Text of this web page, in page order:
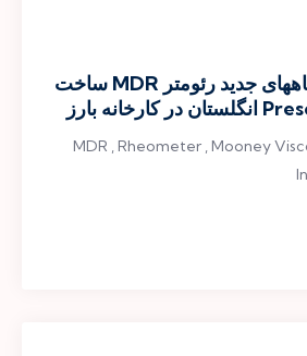
راه اندازی دستگاههای جدید رئومتر MDR ساخت
MDR , Rheometer , Mooney